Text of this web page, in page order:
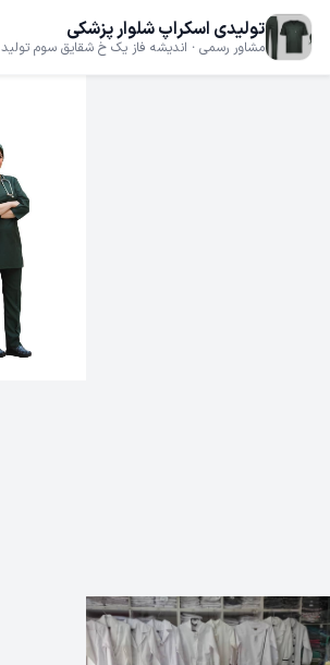
تولیدی اسکراپ شلوار پزشکی
مشاور رسمی · اندیشه فاز یک خ شقایق سوم تولید